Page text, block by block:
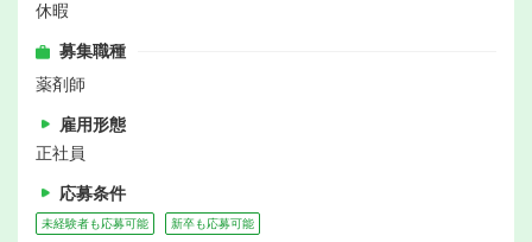
休暇
募集職種
薬剤師
雇用形態
正社員
応募条件
未経験者も応募可能 新卒も応募可能